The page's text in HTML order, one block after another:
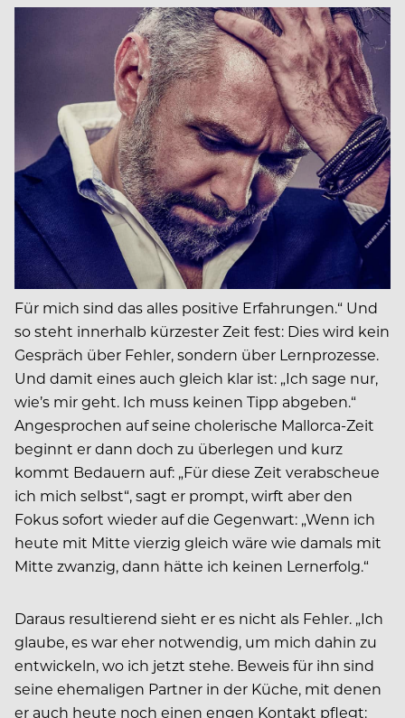
Für mich sind das alles positive Erfahrungen.“ Und
so steht innerhalb kürzester Zeit fest: Dies wird kein
Gespräch über Fehler, sondern über Lernprozesse.
Und damit eines auch gleich klar ist: „Ich sage nur,
wie’s mir geht. Ich muss keinen Tipp abgeben.“
Angesprochen auf seine cholerische Mallorca-Zeit
beginnt er dann doch zu überlegen und kurz
kommt Bedauern auf: „Für diese Zeit verabscheue
ich mich selbst“, sagt er prompt, wirft aber den
Fokus sofort wieder auf die Gegenwart: „Wenn ich
heute mit Mitte vierzig gleich wäre wie damals mit
Mitte zwanzig, dann hätte ich keinen Lernerfolg.“
Daraus resultierend sieht er es nicht als Fehler. „Ich
glaube, es war eher notwendig, um mich dahin zu
entwickeln, wo ich jetzt stehe. Beweis für ihn sind
seine ehemaligen Partner in der Küche, mit denen
er auch heute noch einen engen Kontakt pflegt: